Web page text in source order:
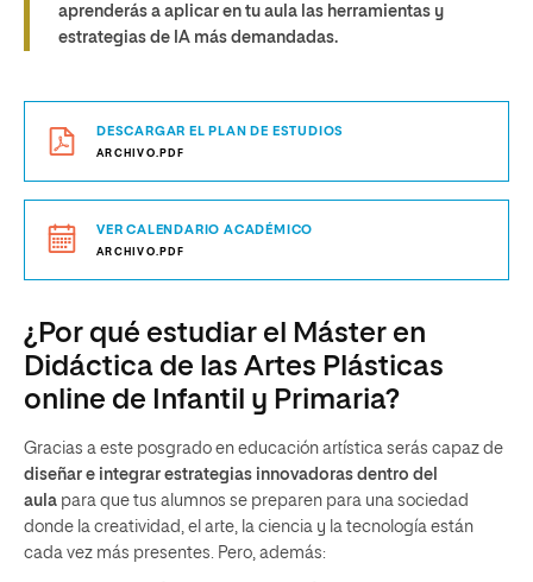
aprenderás a aplicar en tu aula las herramientas y
estrategias de IA más demandadas.
DESCARGAR EL PLAN DE ESTUDIOS
ARCHIVO.PDF
VER CALENDARIO ACADÉMICO
ARCHIVO.PDF
¿Por qué estudiar el Máster en
Didáctica de las Artes Plásticas
online de Infantil y Primaria?
Gracias a este posgrado en educación artística serás capaz de
diseñar e integrar estrategias innovadoras dentro del
aula para que tus alumnos se preparen para una sociedad
donde la creatividad, el arte, la ciencia y la tecnología están
cada vez más presentes. Pero, además: